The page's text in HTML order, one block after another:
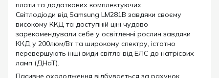
плати та додаткових комплектуючих.
Світлодіоди від Samsung LM281B завдяки своєму
високому ККД та доступній ціні чудово
зарекомендували себе у освітленні рослин завдяки
ККД у 200люм/Вт та широкому спектру, істотно
перевершують інші види світла від ЕЛС до натрієвих
ламп (ДНаТ).
Пасивне охолодження відбувається за рахунок